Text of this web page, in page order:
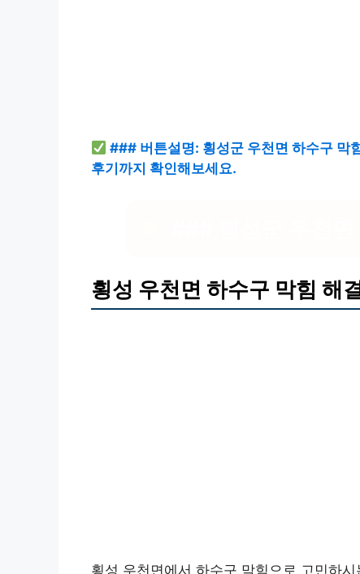
### 버튼설명: 횡성군 우천면 하수구 막
후기까지 확인해보세요.
횡성 우천면 하수구 막힘 해
횡성 우천면에서 하수구 막힘으로 고민하